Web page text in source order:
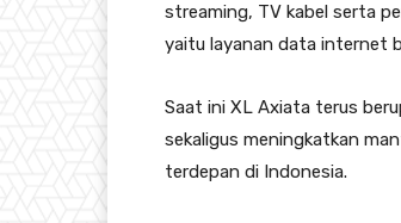
streaming, TV kabel serta
yaitu layanan data internet
Saat ini XL Axiata terus
sekaligus meningkatkan
terdepan di Indonesia.